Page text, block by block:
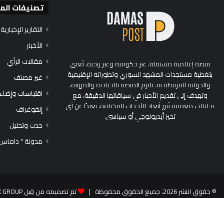
منصة إعلامية مستقلة، غير حكومية وغير ربحية، تُعنى
بتغطية مستجدات المشهد السوري وتطوراته الإقليمية
والدولية المرتبطة به. تلتزم المنصة بالحيادية والمهنية،
وتهدف إلى تقديم الأخبار في سياقاتها الدقيقة، مع
تحليلات معمقة تُبرز أبعاد الأحداث المختلفة، بعيدًا عن أي
تحيز أيديولوجي أو سياسي.
تصنيفات
التقارير الإخبارية
الأخبار
مقالات الرأي
غير مصنف
اقتباسات
إنفوغراف
حدث وتحليل
مدونة "
© حقوق النشر 2026، جميع الحقوق محفوظة | تم تصميمه من قِبل TEK GROUP